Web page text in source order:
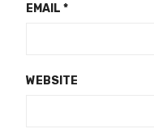
EMAIL *
WEBSITE